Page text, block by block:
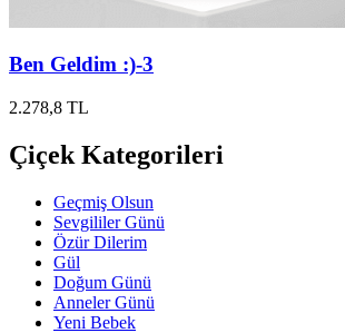
Ben Geldim :)-3
2.278,8 TL
Çiçek Kategorileri
Geçmiş Olsun
Sevgililer Günü
Özür Dilerim
Gül
Doğum Günü
Anneler Günü
Yeni Bebek